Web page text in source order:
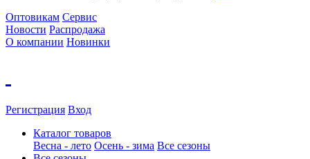
Оптовикам Сервис
Новости Распродажа
О компании Новинки
Регистрация Вход
Каталог товаров
Весна - лето Осень - зима Все сезоны